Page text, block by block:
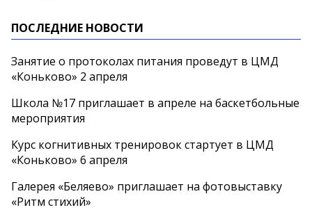
ПОСЛЕДНИЕ НОВОСТИ
Занятие о протоколах питания проведут в ЦМД
«Коньково» 2 апреля
Школа №17 приглашает в апреле на баскетбольные
мероприятия
Курс когнитивных тренировок стартует в ЦМД
«Коньково» 6 апреля
Галерея «Беляево» приглашает на фотовыставку
«Ритм стихий»